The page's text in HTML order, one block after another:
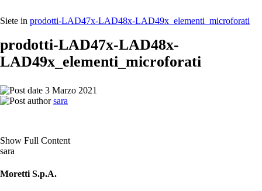
Siete in prodotti-LAD47x-LAD48x-LAD49x_elementi_microforati
prodotti-LAD47x-LAD48x-
LAD49x_elementi_microforati
3 Marzo 2021
sara
Show Full Content
sara
Moretti S.p.A.